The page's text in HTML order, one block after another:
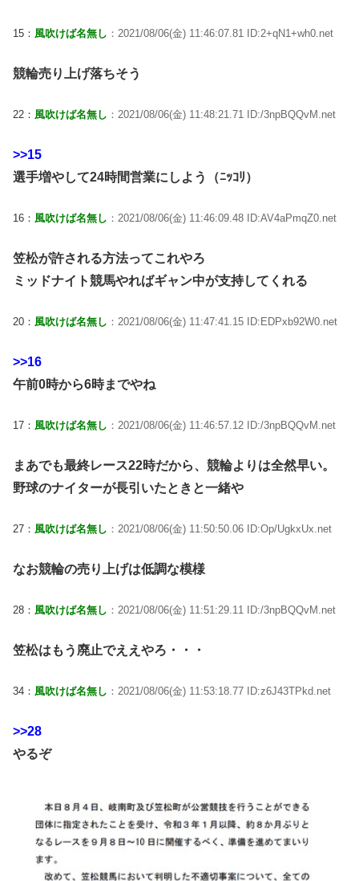
15： 風吹けば名無し ：2021/08/06(金) 11:46:07.81 ID:2+qN1+wh0.net
競輪売り上げ落ちそう
22： 風吹けば名無し ：2021/08/06(金) 11:48:21.71 ID:/3npBQQvM.net
>>15
選手増やして24時間営業にしよう（ﾆｯｺﾘ）
16： 風吹けば名無し ：2021/08/06(金) 11:46:09.48 ID:AV4aPmqZ0.net
笠松が許される方法ってこれやろ
ミッドナイト競馬やればギャン中が支持してくれる
20： 風吹けば名無し ：2021/08/06(金) 11:47:41.15 ID:EDPxb92W0.net
>>16
午前0時から6時までやね
17： 風吹けば名無し ：2021/08/06(金) 11:46:57.12 ID:/3npBQQvM.net
まあでも最終レース22時だから、競輪よりは全然早い。
野球のナイターが長引いたときと一緒や
27： 風吹けば名無し ：2021/08/06(金) 11:50:50.06 ID:Op/UgkxUx.net
なお競輪の売り上げは低調な模様
28： 風吹けば名無し ：2021/08/06(金) 11:51:29.11 ID:/3npBQQvM.net
笠松はもう廃止でええやろ・・・
34： 風吹けば名無し ：2021/08/06(金) 11:53:18.77 ID:z6J43TPkd.net
>>28
やるぞ